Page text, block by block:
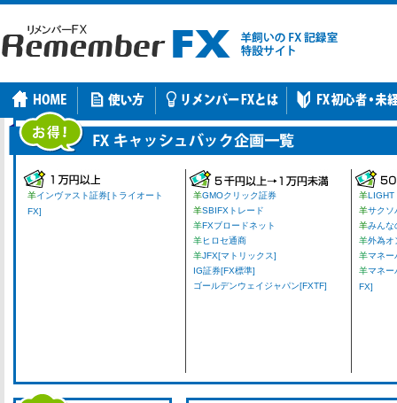
羊インヴァスト証券[トライオート
FX]
羊GMOクリック証券
羊SBIFXトレード
羊FXブロードネット
羊ヒロセ通商
羊JFX[マトリックス]
IG証券[FX標準]
ゴールデンウェイジャパン[FXTF]
羊LIGHT
羊サクソ
羊みんな
羊外為オ
羊マネー
羊マネー
FX]